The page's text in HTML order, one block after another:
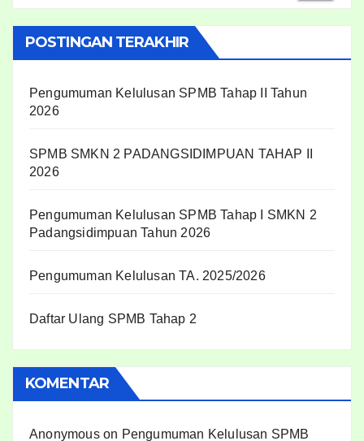
POSTINGAN TERAKHIR
Pengumuman Kelulusan SPMB Tahap II Tahun
2026
SPMB SMKN 2 PADANGSIDIMPUAN TAHAP II
2026
Pengumuman Kelulusan SPMB Tahap I SMKN 2
Padangsidimpuan Tahun 2026
Pengumuman Kelulusan TA. 2025/2026
Daftar Ulang SPMB Tahap 2
KOMENTAR
Anonymouson Pengumuman Kelulusan SPMB